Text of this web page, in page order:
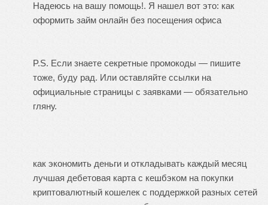
Надеюсь на вашу помощь!. Я нашел вот это: как
оформить займ онлайн без посещения офиса
P.S. Если знаете секретные промокоды — пишите
тоже, буду рад. Или оставляйте ссылки на
официальные страницы с заявками — обязательно
гляну.
как экономить деньги и откладывать каждый месяц
лучшая дебетовая карта с кешбэком на покупки
криптовалютный кошелек с поддержкой разных сетей